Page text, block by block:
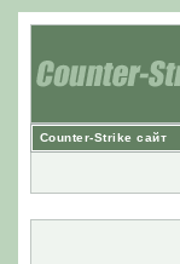
Counter-Strike сайт